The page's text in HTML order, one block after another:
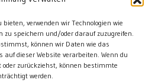
verwenden wir Technologien wie
zu speichern und/oder darauf zuzugreifen.
können wir Daten wie das
auf dieser Website verarbeiten. Wenn du
zurückziehst, können bestimmte
werden.
Renaturieren
Solidarwerkstatt